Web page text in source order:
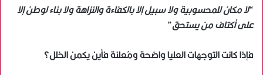
“لا مكان للمحسوبية ولا سبيل إلا بالكفاءة والنزاهة ولا بناء لوطن إلا
على أكتاف من يستحق”
فإذا كانت التوجهات العليا واضحة ومُعلنة فأين يكمن الخلل؟